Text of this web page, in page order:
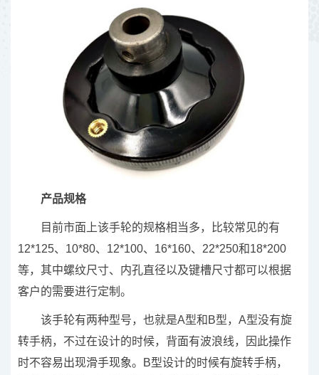
产品规格
目前市面上该手轮的规格相当多，比较常见的有
12*125、10*80、12*100、16*160、22*250和18*200
等，其中螺纹尺寸、内孔直径以及键槽尺寸都可以根据
客户的需要进行定制。
该手轮有两种型号，也就是A型和B型，A型没有旋
转手柄，不过在设计的时候，背面有波浪线，因此操作
时不容易出现滑手现象。B型设计的时候有旋转手柄，